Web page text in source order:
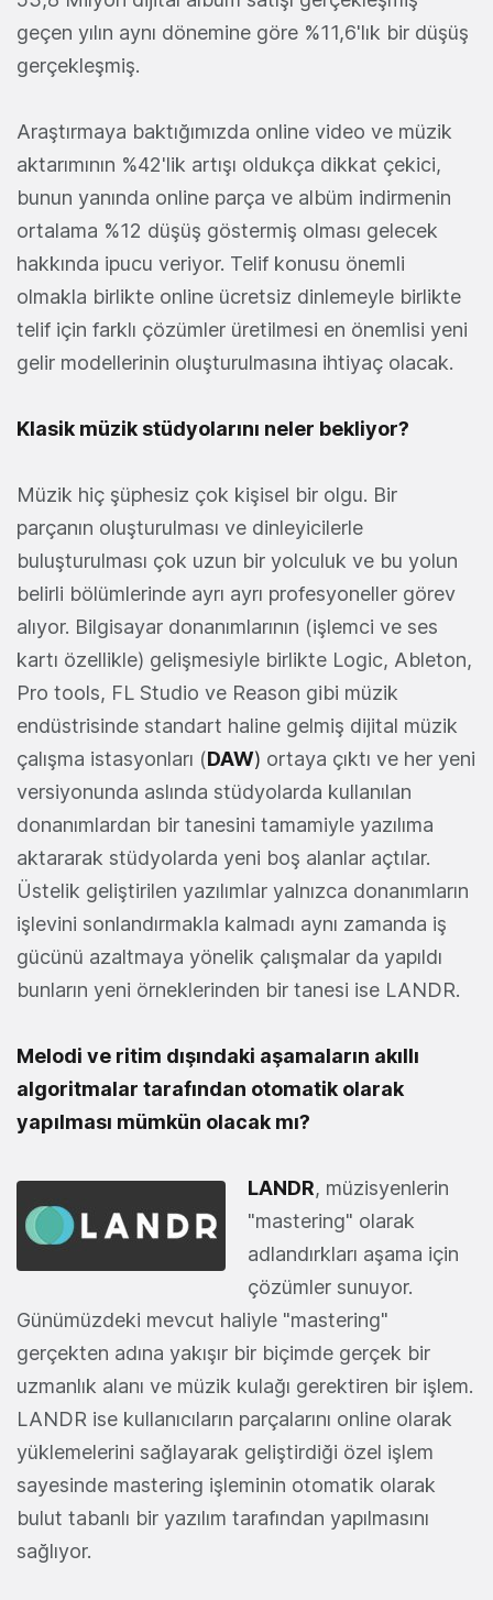
geçen yılın aynı dönemine göre %11,6'lık bir düşüş
gerçekleşmiş.
Araştırmaya baktığımızda online video ve müzik
aktarımının %42'lik artışı oldukça dikkat çekici,
bunun yanında online parça ve albüm indirmenin
ortalama %12 düşüş göstermiş olması gelecek
hakkında ipucu veriyor. Telif konusu önemli
olmakla birlikte online ücretsiz dinlemeyle birlikte
telif için farklı çözümler üretilmesi en önemlisi yeni
gelir modellerinin oluşturulmasına ihtiyaç olacak.
Klasik müzik stüdyolarını neler bekliyor?
Müzik hiç şüphesiz çok kişisel bir olgu. Bir
parçanın oluşturulması ve dinleyicilerle
buluşturulması çok uzun bir yolculuk ve bu yolun
belirli bölümlerinde ayrı ayrı profesyoneller görev
alıyor. Bilgisayar donanımlarının (işlemci ve ses
kartı özellikle) gelişmesiyle birlikte Logic, Ableton,
Pro tools, FL Studio ve Reason gibi müzik
endüstrisinde standart haline gelmiş dijital müzik
çalışma istasyonları (DAW) ortaya çıktı ve her yeni
versiyonunda aslında stüdyolarda kullanılan
donanımlardan bir tanesini tamamiyle yazılıma
aktararak stüdyolarda yeni boş alanlar açtılar.
Üstelik geliştirilen yazılımlar yalnızca donanımların
işlevini sonlandırmakla kalmadı aynı zamanda iş
gücünü azaltmaya yönelik çalışmalar da yapıldı
bunların yeni örneklerinden bir tanesi ise LANDR.
Melodi ve ritim dışındaki aşamaların akıllı
algoritmalar tarafından otomatik olarak
yapılması mümkün olacak mı?
LANDR, müzisyenlerin
"mastering" olarak
adlandırkları aşama için
çözümler sunuyor.
Günümüzdeki mevcut haliyle "mastering"
gerçekten adına yakışır bir biçimde gerçek bir
uzmanlık alanı ve müzik kulağı gerektiren bir işlem.
LANDR ise kullanıcıların parçalarını online olarak
yüklemelerini sağlayarak geliştirdiği özel işlem
sayesinde mastering işleminin otomatik olarak
bulut tabanlı bir yazılım tarafından yapılmasını
sağlıyor.